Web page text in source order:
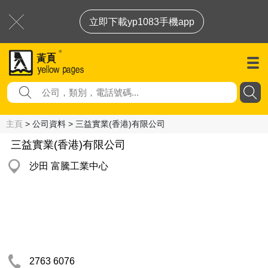
立即下載yp1083手機app
主頁 > 公司資料 > 三益實業(香港)有限公司
三益實業(香港)有限公司
沙田 富騰工業中心
2763 6076